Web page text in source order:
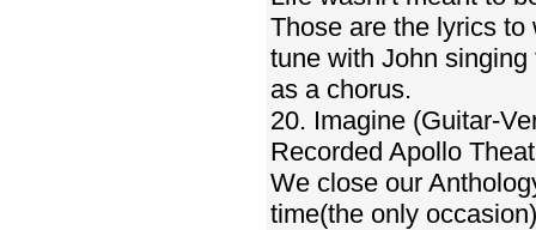
Those are the lyrics to
tune with John
as a chorus.
20. Imagine (Guitar-
Recorded Apollo
We close our
time(the only